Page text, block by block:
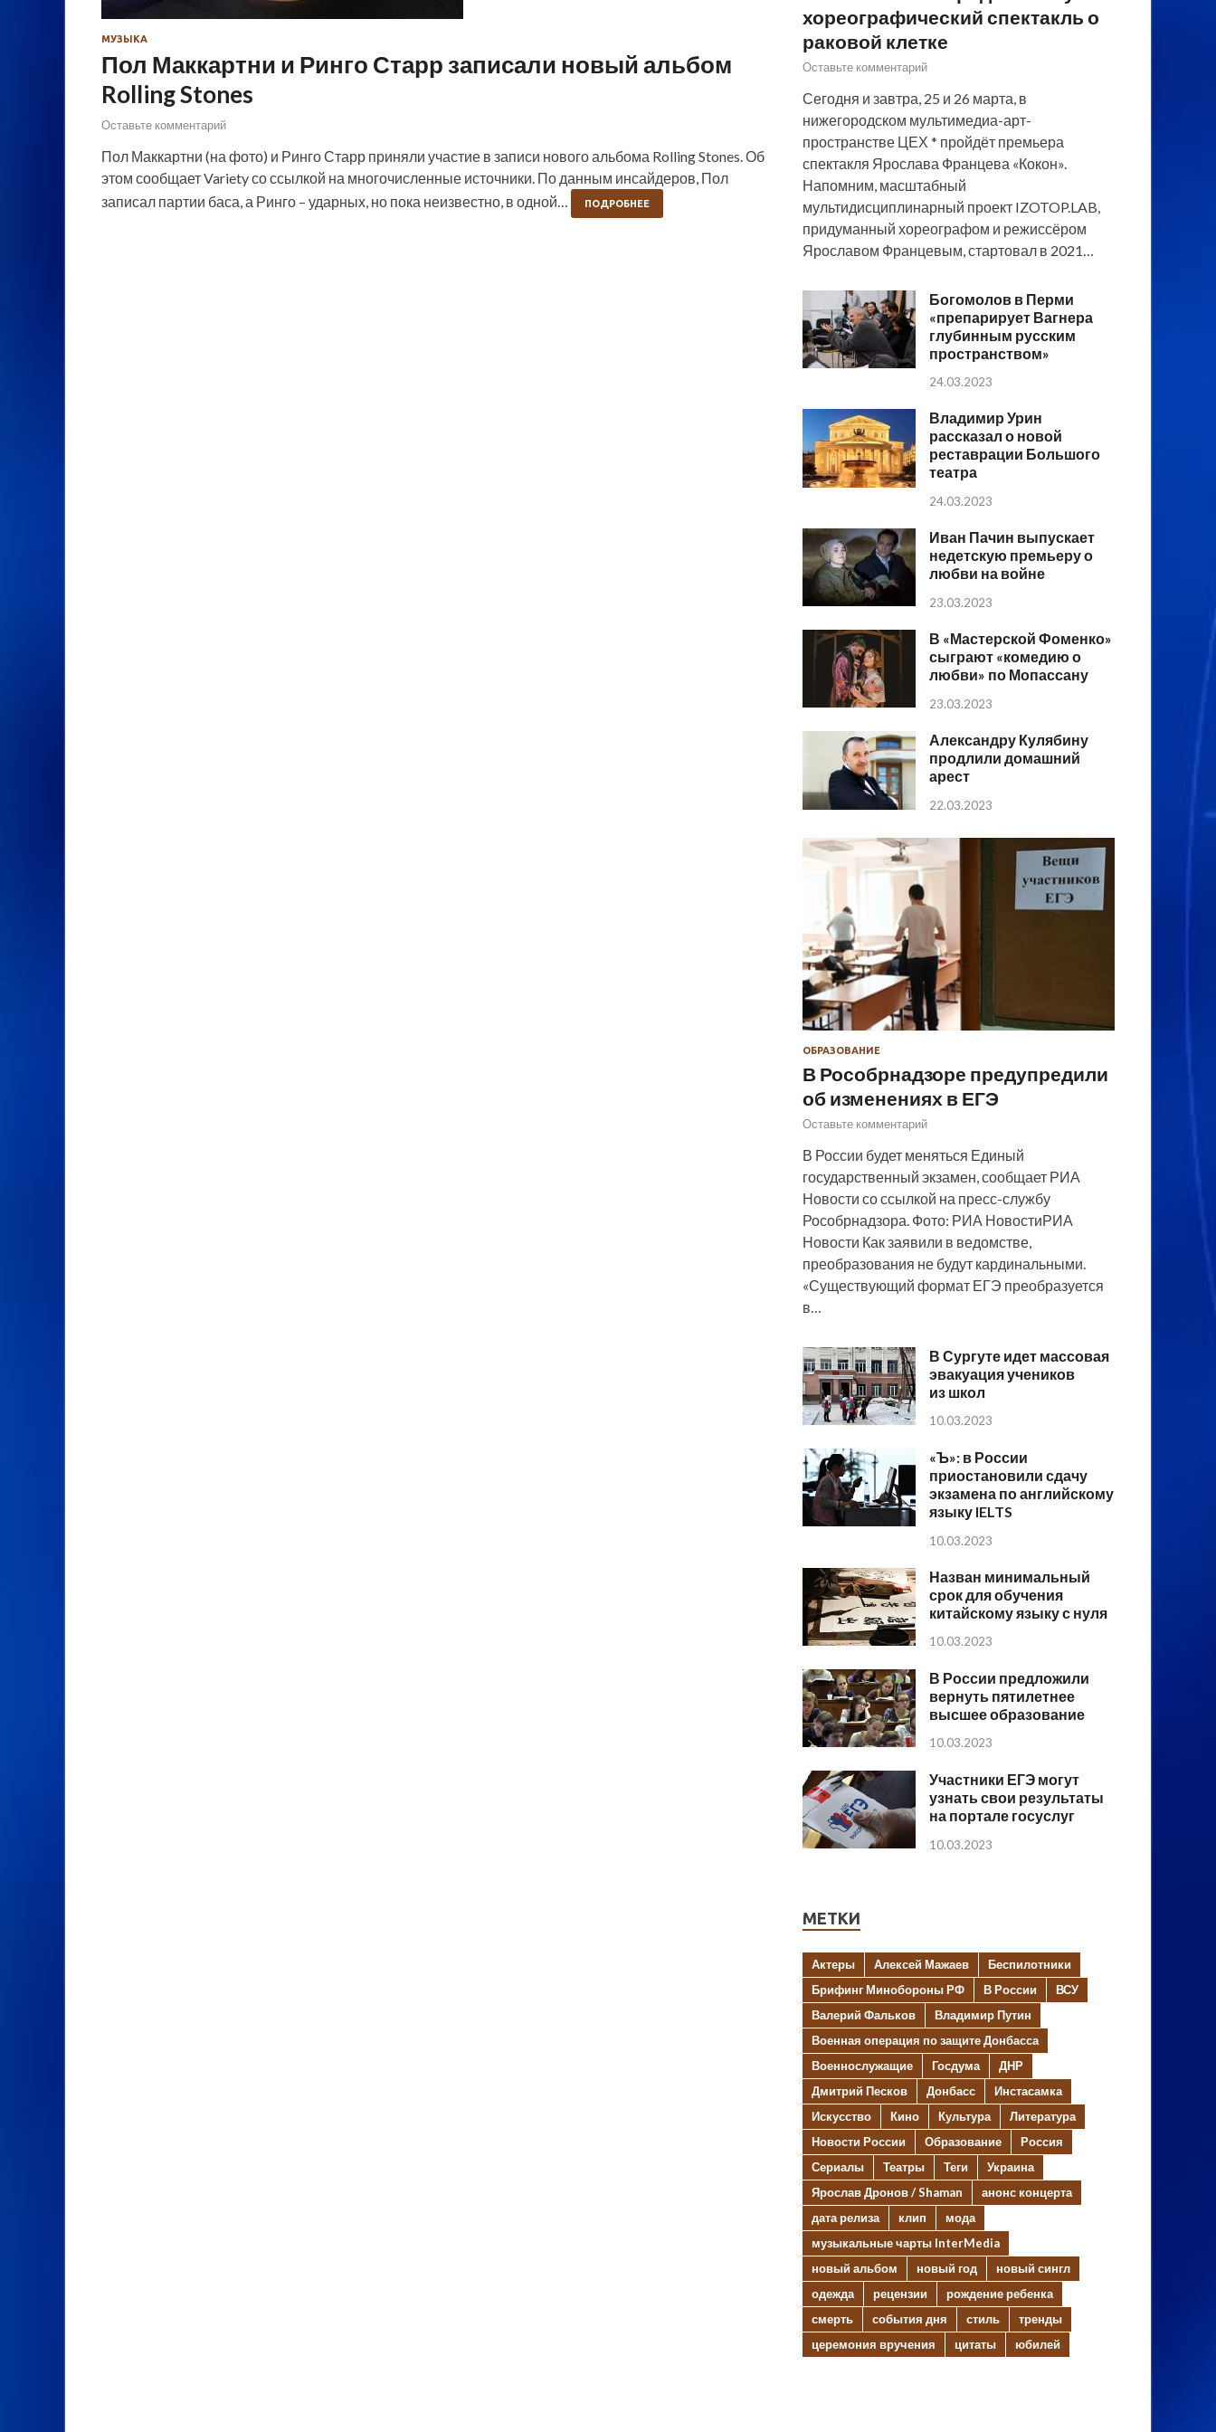
МУЗЫКА
Пол Маккартни и Ринго Старр записали новый альбом
Rolling Stones
Оставьте комментарий
Пол Маккартни (на фото) и Ринго Старр приняли участие в записи нового альбома Rolling Stones. Об
этом сообщает Variety со ссылкой на многочисленные источники. По данным инсайдеров, Пол
записал партии баса, а Ринго – ударных, но пока неизвестно, в одной…
ПОДРОБНЕЕ
хореографический спектакль о
раковой клетке
Оставьте комментарий
Сегодня и завтра, 25 и 26 марта, в
нижегородском мультимедиа-арт-
пространстве ЦЕХ * пройдёт премьера
спектакля Ярослава Францева «Кокон».
Напомним, масштабный
мультидисциплинарный проект IZOTOP.LAB,
придуманный хореографом и режиссёром
Ярославом Францевым, стартовал в 2021…
Богомолов в Перми
«препарирует Вагнера
глубинным русским
пространством»
24.03.2023
Владимир Урин
рассказал о новой
реставрации Большого
театра
24.03.2023
Иван Пачин выпускает
недетскую премьеру о
любви на войне
23.03.2023
В «Мастерской Фоменко»
сыграют «комедию о
любви» по Мопассану
23.03.2023
Александру Кулябину
продлили домашний
арест
22.03.2023
ОБРАЗОВАНИЕ
В Рособрнадзоре предупредили
об изменениях в ЕГЭ
Оставьте комментарий
В России будет меняться Единый
государственный экзамен, сообщает РИА
Новости со ссылкой на пресс-службу
Рособрнадзора. Фото: РИА НовостиРИА
Новости Как заявили в ведомстве,
преобразования не будут кардинальными.
«Существующий формат ЕГЭ преобразуется
в…
В Сургуте идет массовая
эвакуация учеников
из школ
10.03.2023
«Ъ»: в России
приостановили сдачу
экзамена по английскому
языку IELTS
10.03.2023
Назван минимальный
срок для обучения
китайскому языку с нуля
10.03.2023
В России предложили
вернуть пятилетнее
высшее образование
10.03.2023
Участники ЕГЭ могут
узнать свои результаты
на портале госуслуг
10.03.2023
МЕТКИ
Актеры Алексей Мажаев
Беспилотники
Брифинг Минобороны РФ
В России
ВСУ
Валерий Фальков
Владимир Путин
Военная операция по защите Донбасса
Военнослужащие
Госдума
ДНР
Дмитрий Песков
Донбасс
Инстасамка
Искусство
Кино Культура
Литература
Новости России
Образование
Россия
Сериалы
Театры Теги
Украина
Ярослав Дронов / Shaman
анонс концерта
дата релиза
клип
мода
музыкальные чарты InterMedia
новый альбом
новый год
новый сингл
одежда
рецензии
рождение ребенка
смерть
события дня стиль
тренды
церемония вручения
цитаты юбилей